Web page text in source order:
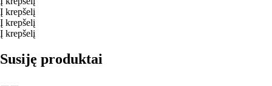
Į krepšelį
Į krepšelį
Į krepšelį
Susiję produktai